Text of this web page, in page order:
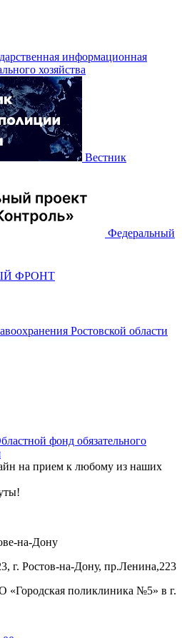
информационная
хозяйства
Вестник
Федеральный
ФРОНТ
Ростовской области
фонд обязательного
на прием к любому из наших
на-Дону
г. Ростов-на-Дону, пр.Ленина,223
«Городская поликлиника №5» в г.